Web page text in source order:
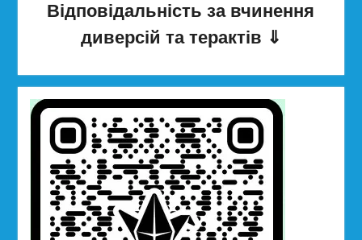
Відповідальність за вчинення
диверсій та терактів ⇓